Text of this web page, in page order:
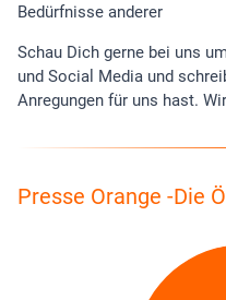
Bedürfnisse anderer
Schau Dich gerne bei uns
und Social Media und
Anregungen für uns hast.
Presse Orange -Die